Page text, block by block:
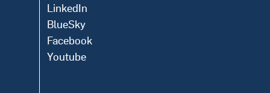
LinkedIn
BlueSky
Facebook
Youtube